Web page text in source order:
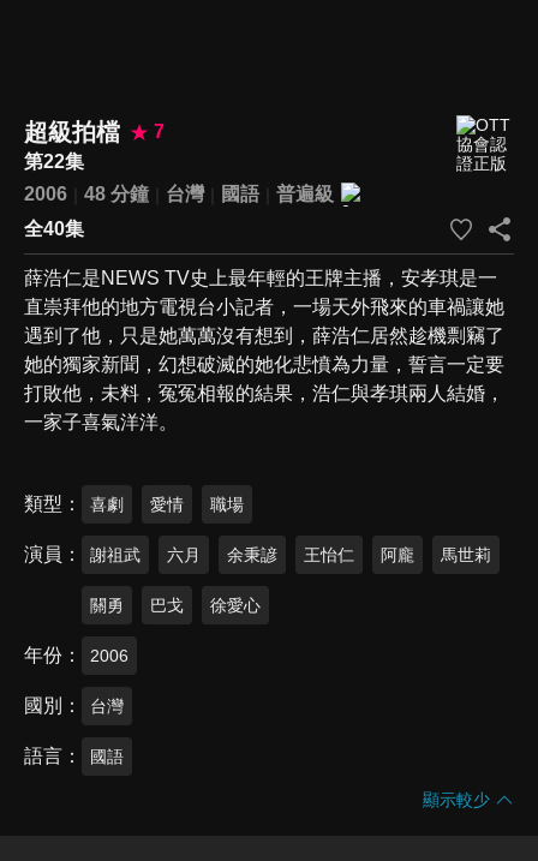
超級拍檔
7
第22集
2006
48 分鐘 台灣 國語
普遍級
全40集
薛浩仁是NEWS TV史上最年輕的王牌主播，安孝琪是一
直崇拜他的地方電視台小記者，一場天外飛來的車禍讓她
遇到了他，只是她萬萬沒有想到，薛浩仁居然趁機剽竊了
她的獨家新聞，幻想破滅的她化悲憤為力量，誓言一定要
打敗他，未料，冤冤相報的結果，浩仁與孝琪兩人結婚，
一家子喜氣洋洋。
類型 喜劇 愛情 職場
演員 謝祖武 六月 余秉諺 王怡仁 阿龐 馬世莉
關勇 巴戈 徐愛心
年份 2006
國別 台灣
語言 國語
顯示較少